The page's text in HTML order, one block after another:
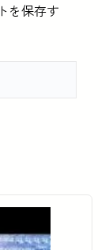
を保存す